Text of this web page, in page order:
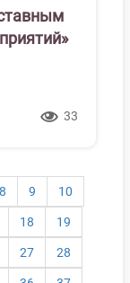
33
8 9 10
18 19
27 28